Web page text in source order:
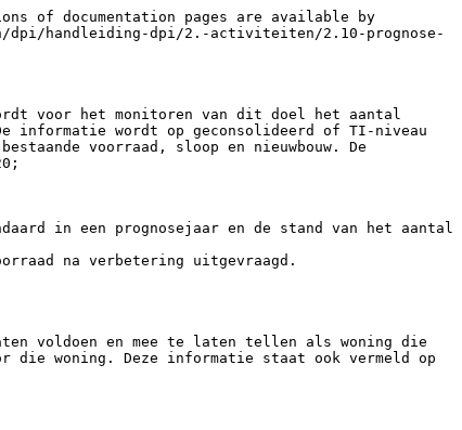
of documentation pages are available by
dpi/handleiding-dpi/2.-activiteiten/2.10-prognose-
voor het monitoren van dit doel het aantal
informatie wordt op geconsolideerd of TI-niveau
voorraad, sloop en nieuwbouw. De
in een prognosejaar en de stand van het aantal
na verbetering uitgevraagd.
voldoen en mee te laten tellen als woning die
die woning. Deze informatie staat ook vermeld op